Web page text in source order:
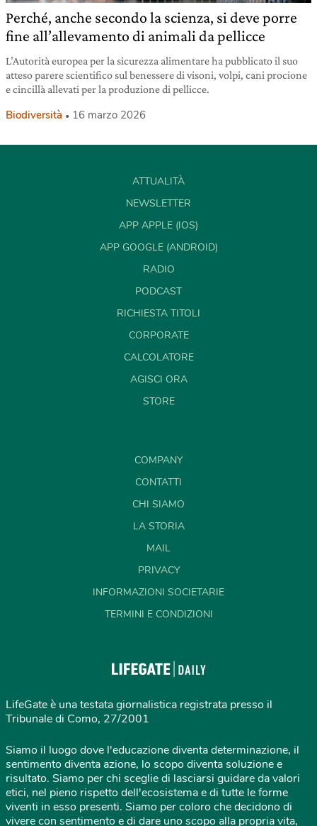
Perché, anche secondo la scienza, si deve porre
fine all’allevamento di animali da pellicce
L’Autorità europea per la sicurezza alimentare ha pubblicato il suo
atteso parere scientifico sul benessere di visoni, volpi, cani procione
e cincillà allevati per la produzione di pellicce.
Biodiversità 16 marzo 2026
ATTUALITÀ
NEWSLETTER
APP APPLE (IOS)
APP GOOGLE (ANDROID)
RADIO
PODCAST
RICHIESTA TITOLI
CORPORATE
CALCOLATORE
AGISCI ORA
STORE
COMPANY
CONTATTI
CHI SIAMO
LA STORIA
MAIL
PRIVACY
INFORMAZIONI SOCIETARIE
TERMINI E CONDIZIONI
LifeGate è una testata giornalistica registrata presso il
Tribunale di Como, 27/2001
Siamo il luogo dove l'educazione diventa determinazione, il
sentimento diventa azione, lo scopo diventa soluzione e
risultato. Siamo per chi sceglie di lasciarsi guidare da valori
etici, nel pieno rispetto dell'ecosistema e di tutte le forme
viventi in esso presenti. Siamo per coloro che decidono di
vivere con sentimento e di dare uno scopo alla propria vita,